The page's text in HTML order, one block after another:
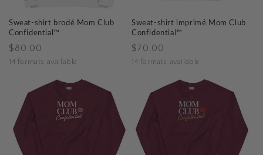
Sweat-shirt brodé Mom Club
Confidential™
Prix
habituel
$80.00
14 formats available
Sweat-shirt imprimé Mom Club
Confidential™
Prix
habituel
$70.00
14 formats available